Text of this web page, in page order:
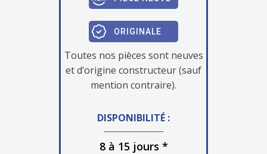
ORIGINALE
Toutes nos pièces sont neuves
et d’origine constructeur (sauf
mention contraire).
DISPONIBILITÉ :
8 à 15 jours *